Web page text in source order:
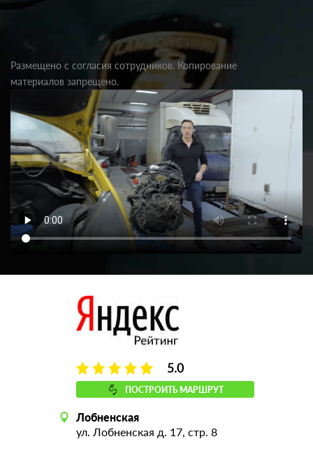
Размещено с согласия сотрудников. Копирование
материалов запрещено.
5.0
ПОСТРОИТЬ МАРШРУТ
Лобненская
ул. Лобненская д. 17, стр. 8